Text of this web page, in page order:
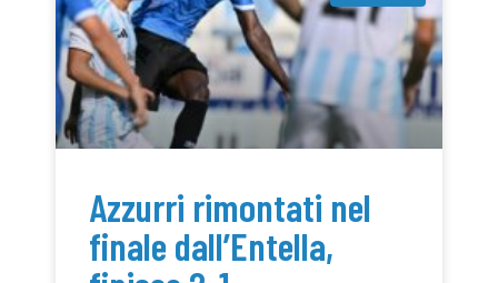
Azzurri rimontati nel
finale dall’Entella,